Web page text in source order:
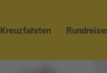
Kreuzfahrten